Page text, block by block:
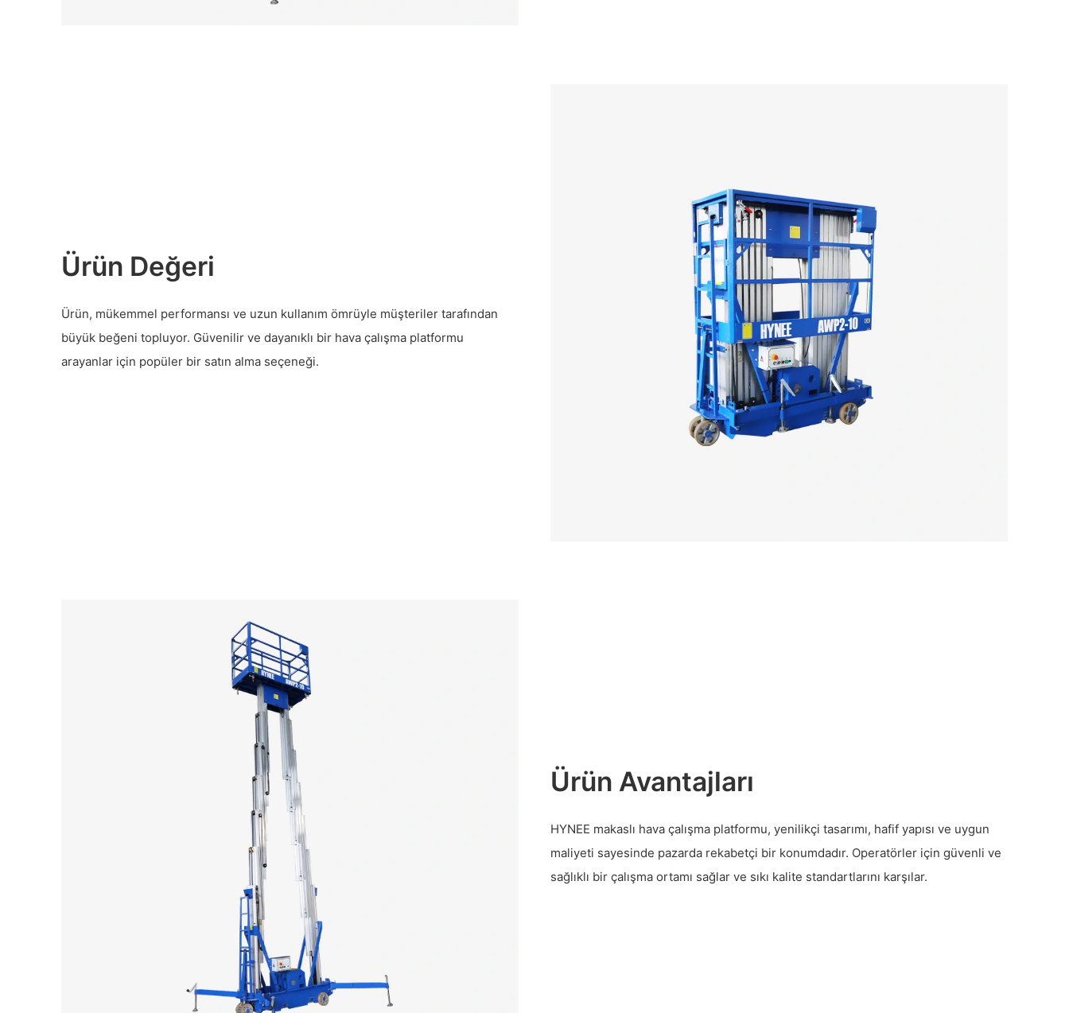
Ürün Değeri
Ürün, mükemmel performansı ve uzun kullanım ömrüyle müşteriler tarafından
büyük beğeni topluyor. Güvenilir ve dayanıklı bir hava çalışma platformu
arayanlar için popüler bir satın alma seçeneği.
Ürün Avantajları
HYNEE makaslı hava çalışma platformu, yenilikçi tasarımı, hafif yapısı ve uygun
maliyeti sayesinde pazarda rekabetçi bir konumdadır. Operatörler için güvenli ve
sağlıklı bir çalışma ortamı sağlar ve sıkı kalite standartlarını karşılar.